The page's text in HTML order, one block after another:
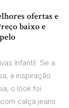
ofertas e
baixo e
Infantil. Se a
a inspiração
o look foi
calça jeans